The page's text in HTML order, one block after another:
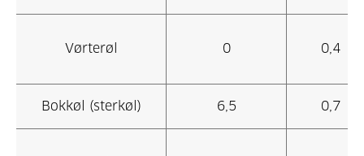
Vørterøl 0 0,4
Bokkøl (sterkøl) 6,5 0,7